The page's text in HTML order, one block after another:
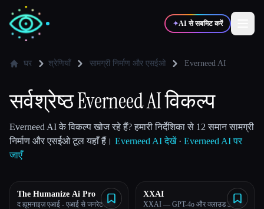
✦AI से सबमिट करें
✍️
💻डेवलपर्स 📈मार्केटर्स
घर श्रेणियाँ सामग्री निर्माण और एसईओ Everneed AI
सर्वश्रेष्ठ Everneed AI विकल्प
Everneed AI के विकल्प खोज रहे हैं? हमारी निर्देशिका से 12 समान सामग्री
निर्माण और एसईओ टूल यहाँ हैं। Everneed AI देखें· Everneed AI पर
जाएँ
The Humanize Ai Pro
द ह्यूमनाइज़ एआई - एआई से जनरेट किए
XXAI
XXAI — GPT-4o और क्लाउड 3.5 के